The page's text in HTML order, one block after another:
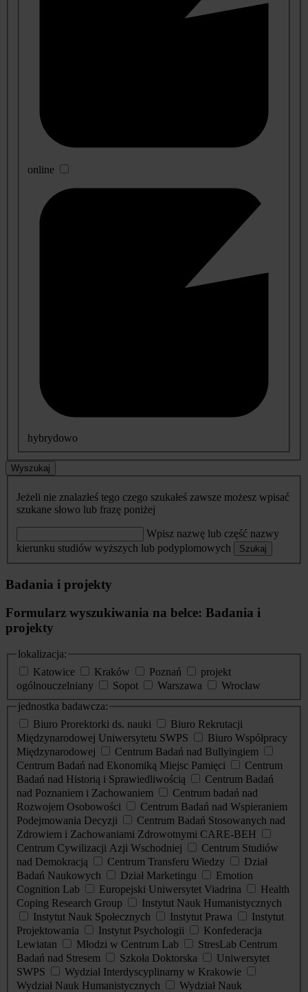
online
hybrydowo
Wyszukaj
Jeżeli nie znalazłeś tego czego szukałeś zawsze możesz wpisać
szukane słowo lub frazę poniżej
Wpisz nazwę lub część nazwy
kierunku studiów wyższych lub podyplomowych
Szukaj
Badania i projekty
Formularz wyszukiwania na belce: Badania i
projekty
lokalizacja:
Katowice
Kraków Poznań
projekt
ogólnouczelniany
Sopot Warszawa
Wrocław
jednostka badawcza:
Biuro Prorektorki ds. nauki
Biuro Rekrutacji
Międzynarodowej Uniwersytetu SWPS
Biuro Współpracy
Międzynarodowej
Centrum Badań nad Bullyingiem
Centrum Badań nad Ekonomiką Miejsc Pamięci
Centrum
Badań nad Historią i Sprawiedliwością
Centrum Badań
nad Poznaniem i Zachowaniem
Centrum badań nad
Rozwojem Osobowości
Centrum Badań nad Wspieraniem
Podejmowania Decyzji
Centrum Badań Stosowanych nad
Zdrowiem i Zachowaniami Zdrowotnymi CARE-BEH
Centrum Cywilizacji Azji Wschodniej
Centrum Studiów
nad Demokracją
Centrum Transferu Wiedzy
Dział
Badań Naukowych
Dział Marketingu
Emotion
Cognition Lab
Europejski Uniwersytet Viadrina
Health
Coping Research Group
Instytut Nauk Humanistycznych
Instytut Nauk Społecznych
Instytut Prawa
Instytut
Projektowania
Instytut Psychologii
Konfederacja
Lewiatan
Młodzi w Centrum Lab
StresLab Centrum
Badań nad Stresem
Szkoła Doktorska
Uniwersytet
SWPS
Wydział Interdyscyplinarny w Krakowie
Wydział Nauk Humanistycznych
Wydział Nauk